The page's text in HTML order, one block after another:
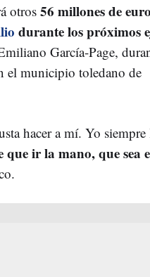
otros 56 millones de
durante los próximos
García-Page,
el municipio toledano de
hacer a mí. Yo
que ir la mano, que sea